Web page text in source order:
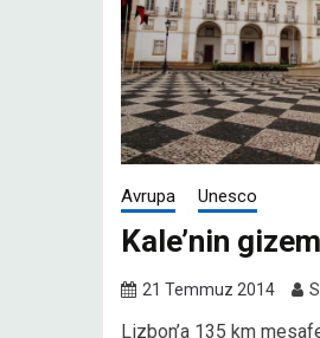
Avrupa Unesco
Kale’nin
21 Temmuz 2014
Lizbon’a 135 km